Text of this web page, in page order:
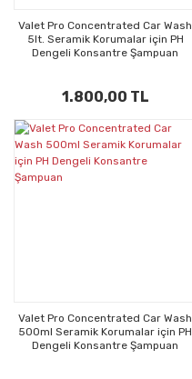
Valet Pro Concentrated Car Wash
5lt. Seramik Korumalar için PH
Dengeli Konsantre Şampuan
1.800,00 TL
Valet Pro Concentrated Car Wash
500ml Seramik Korumalar için PH
Dengeli Konsantre Şampuan